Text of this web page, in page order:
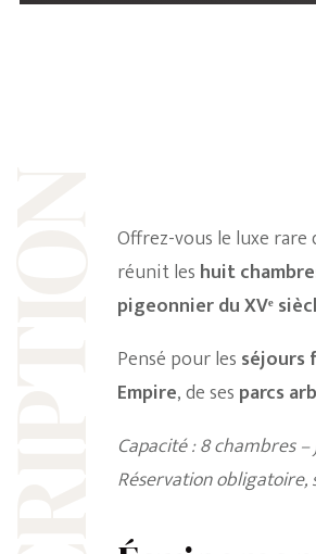
Offrez-vous le luxe
réunit les huit
pigeonnier du XVᵉ
Pensé pour les séjours
Empire, de ses parcs
Capacité : 8 chambres
Réservation obligatoire,